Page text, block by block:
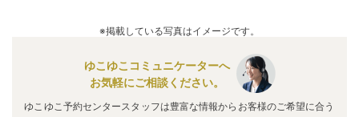
※掲載している写真はイメージです。
ゆこゆこコミュニケーターへ
お気軽にご相談ください。
ゆこゆこ予約センタースタッフは豊富な情報からお客様のご希望に合う